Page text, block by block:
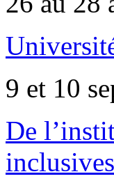
9 et 10
De
inclusives